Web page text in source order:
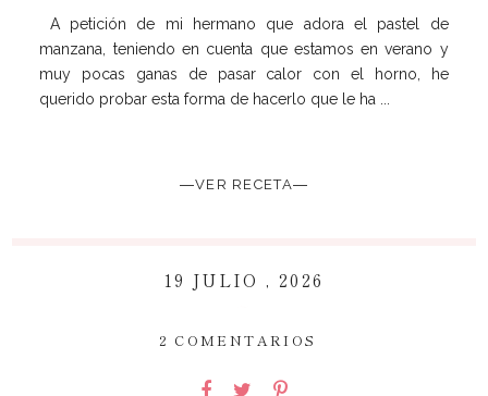
A petición de mi hermano que adora el pastel de
manzana, teniendo en cuenta que estamos en verano y
muy pocas ganas de pasar calor con el horno, he
querido probar esta forma de hacerlo que le ha ...
―VER RECETA―
19 JULIO , 2026
2 COMENTARIOS